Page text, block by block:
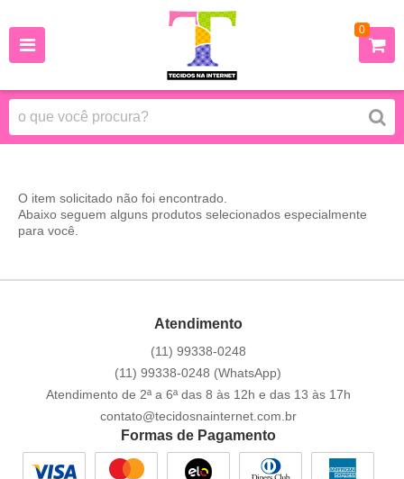
0
O item solicitado não foi encontrado.
Abaixo seguem alguns produtos selecionados especialmente
para você.
Atendimento
(11) 99338-0248
(11) 99338-0248 (WhatsApp)
Atendimento de 2ª a 6ª das 8 às 12h e das 13 às 17h
contato@tecidosnainternet.com.br
Formas de Pagamento